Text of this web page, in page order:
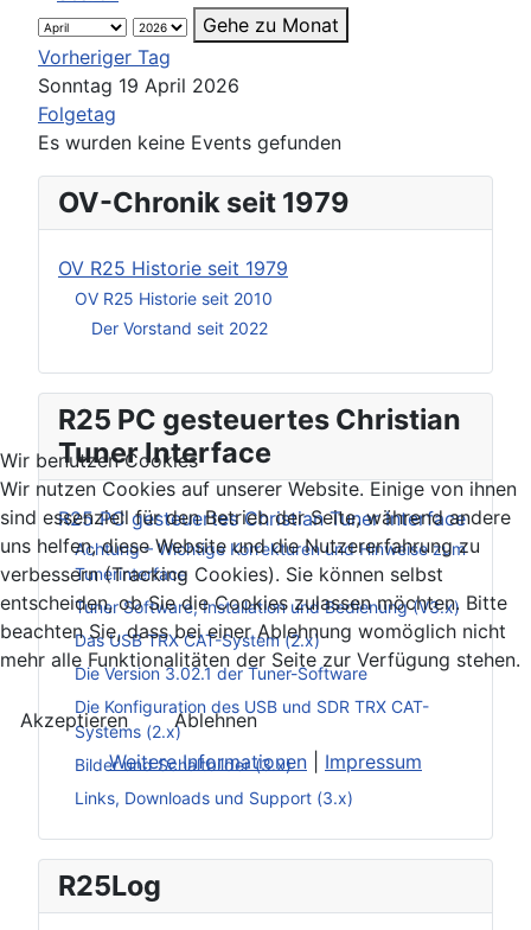
OV-Chronik seit 1979
OV R25 Historie seit 1979
OV R25 Historie seit 2010
Der Vorstand seit 2022
R25 PC gesteuertes Christian
Tuner Interface
R25 PC gesteuertes Christian Tuner Interface
Achtung – Wichtige Korrekturen und Hinweise zum
Tunerinterface
Tuner Software, Installation und Bedienung (V3.x)
Das USB TRX CAT-System (2.x)
Die Version 3.02.1 der Tuner-Software
Die Konfiguration des USB und SDR TRX CAT-
Systems (2.x)
Bilder und Schaltbilder (3.x)
Links, Downloads und Support (3.x)
R25Log
Gehe zu Monat
Vorheriger Tag
Sonntag 19 April 2026
Folgetag
Es wurden keine Events gefunden
Wir benutzen Cookies
Wir nutzen Cookies auf unserer Website. Einige von ihnen
sind essenziell für den Betrieb der Seite, während andere
uns helfen, diese Website und die Nutzererfahrung zu
verbessern (Tracking Cookies). Sie können selbst
entscheiden, ob Sie die Cookies zulassen möchten. Bitte
beachten Sie, dass bei einer Ablehnung womöglich nicht
mehr alle Funktionalitäten der Seite zur Verfügung stehen.
Akzeptieren
Ablehnen
Weitere Informationen
Impressum